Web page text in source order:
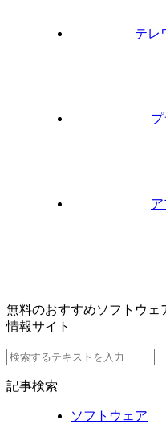
テレ
ア
無料のおすすめソフトウェ
情報サイト
記事検索
ソフトウェア